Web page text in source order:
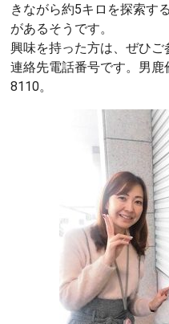
きながら約5キロを探索す
があるそうです。
興味を持った方は、ぜひご
連絡先電話番号です。男
8110。